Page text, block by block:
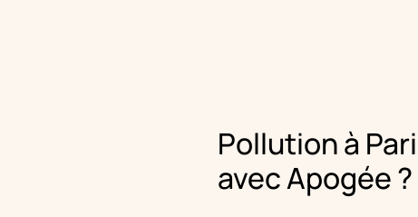
Pollution à
avec Apogée ?